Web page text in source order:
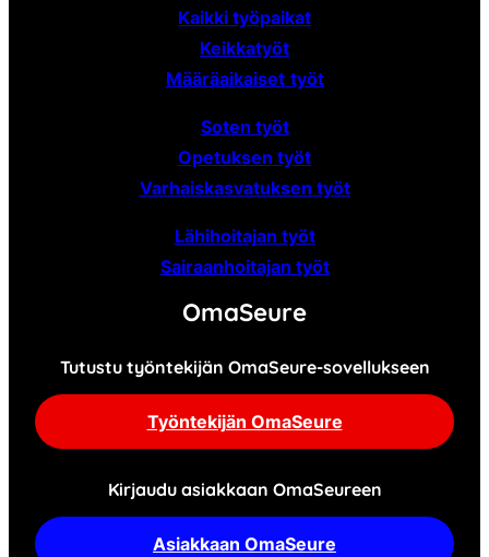
Kaikki työpaikat
Keikkatyöt
Määräaikaiset työt
Soten työt
Opetuksen työt
Varhaiskasvatuksen työt
Lähihoitajan työt
Sairaanhoitajan työt
OmaSeure
Tutustu työntekijän OmaSeure-sovellukseen
Työntekijän OmaSeure
Kirjaudu asiakkaan OmaSeureen
Asiakkaan OmaSeure